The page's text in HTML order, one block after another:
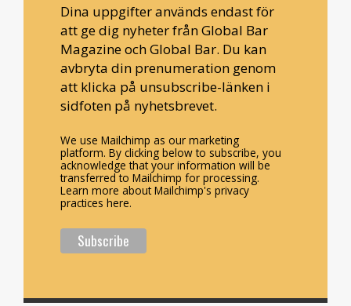
Dina uppgifter används endast för
att ge dig nyheter från Global Bar
Magazine och Global Bar. Du kan
avbryta din prenumeration genom
att klicka på unsubscribe-länken i
sidfoten på nyhetsbrevet.
We use Mailchimp as our marketing
platform. By clicking below to subscribe, you
acknowledge that your information will be
transferred to Mailchimp for processing.
Learn more about Mailchimp's privacy
practices here.